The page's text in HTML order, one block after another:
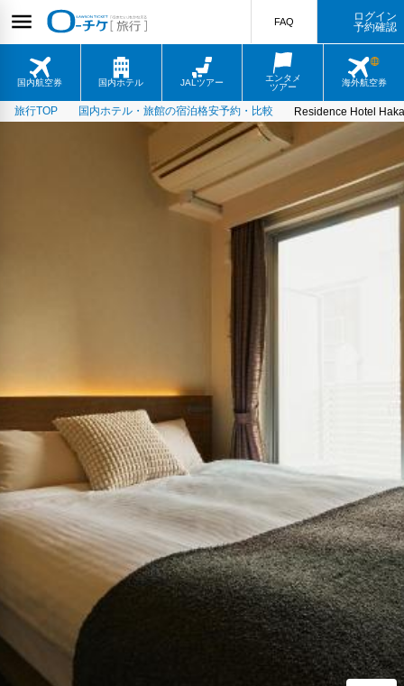
国内航空券 国内ホテル JALツアー
エンタメ
ツアー
海外航空券
FAQ
ログイン
予約確認
旅行TOP 国内ホテル・旅館の宿泊格安予約・比較 Residence Hotel